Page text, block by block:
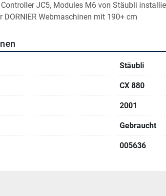
JC5, Modules M6 von Stäubli
DORNIER Webmaschinen mit 190+ cm
Stäubli
CX 880
2001
Gebraucht
005636